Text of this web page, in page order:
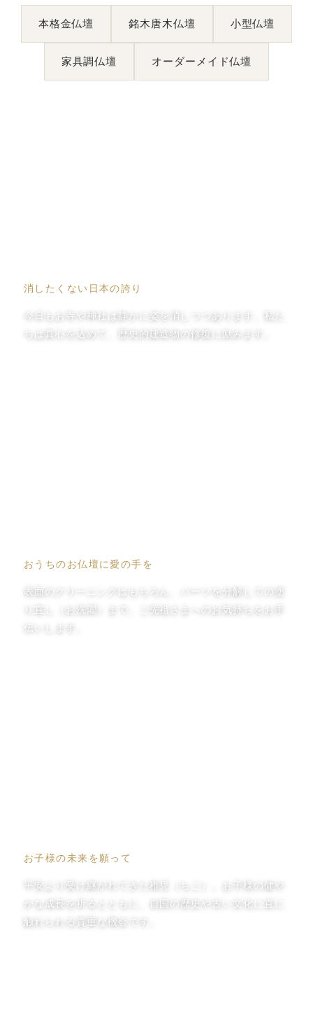
本格金仏壇 銘木唐木仏壇 小型仏壇
家具調仏壇 オーダーメイド仏壇
消したくない日本の誇り
今日もお寺や神社は静かに姿を消しつつあります。私た
ちは真心を込めて、歴史的建造物の修復に励みます。
おうちのお仏壇に愛の手を
表面のクリーニングはもちろん、パーツを分解しての塗
り直し（お洗濯）まで。ご先祖さまへのお気持ちをお手
伝いします。
お子様の未来を願って
平安より受け継がれてきた稚児（ちご）。お子様の健や
かな成長を祈るとともに、自国の歴史や古い文化に直に
触れられる貴重な機会です。